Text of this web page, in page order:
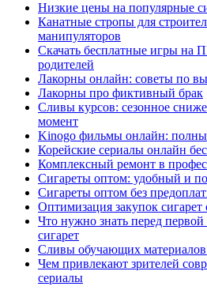
Низкие цены на популярные
Канатные стропы для
манипуляторов
Скачать бесплатные игры на
родителей
Лакорны онлайн: советы по
Лакорны про фиктивный брак
Сливы курсов: сезонное
момент
Kinogo фильмы онлайн:
Корейские сериалы онлайн
Комплексный ремонт в
Сигареты оптом: удобный и
Сигареты оптом без
Оптимизация закупок сигарет
Что нужно знать перед
сигарет
Сливы обучающих материалов
Чем привлекают зрителей
сериалы